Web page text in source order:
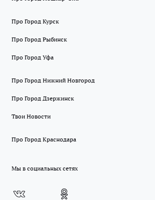
Про Город Курск
Про Город Рыбинск
Про Город Уфа
Про Город Нижний Новгород
Про Город Дзержинск
Твои Новости
Про Город Краснодара
Мы в социальных сетях